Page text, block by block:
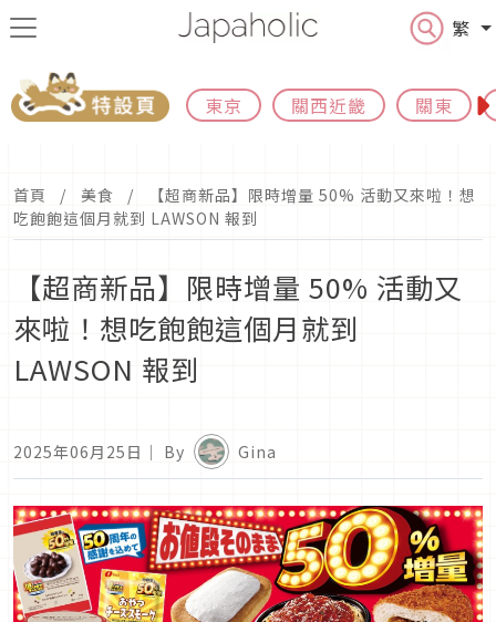
繁
東京 關西近畿 關東
首頁 美食
【超商新品】限時增量 50% 活動又來啦！想
吃飽飽這個月就到 LAWSON 報到
【超商新品】限時增量 50% 活動又
來啦！想吃飽飽這個月就到
LAWSON 報到
2025年06月25日 ｜ By Gina